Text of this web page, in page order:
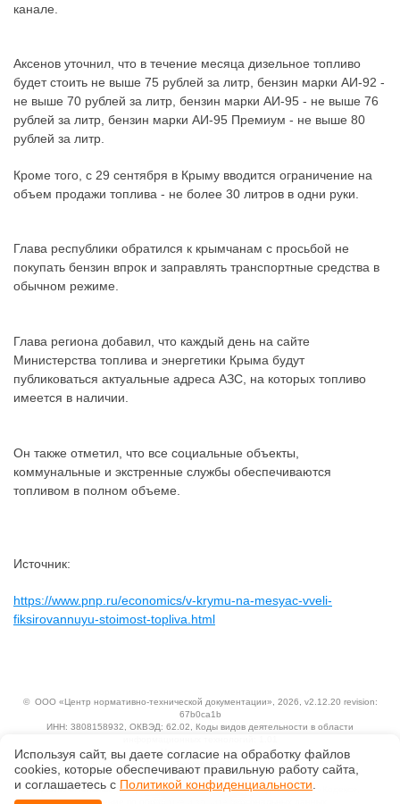
канале.
Аксенов уточнил, что в течение месяца дизельное топливо
будет стоить не выше 75 рублей за литр, бензин марки АИ-92 -
не выше 70 рублей за литр, бензин марки АИ-95 - не выше 76
рублей за литр, бензин марки АИ-95 Премиум - не выше 80
рублей за литр.
Кроме того, с 29 сентября в Крыму вводится ограничение на
объем продажи топлива - не более 30 литров в одни руки.
Глава республики обратился к крымчанам с просьбой не
покупать бензин впрок и заправлять транспортные средства в
обычном режиме.
Глава региона добавил, что каждый день на сайте
Министерства топлива и энергетики Крыма будут
публиковаться актуальные адреса АЗС, на которых топливо
имеется в наличии.
Он также отметил, что все социальные объекты,
коммунальные и экстренные службы обеспечиваются
топливом в полном объеме.
Источник:
https://www.pnp.ru/economics/v-krymu-na-mesyac-vveli-
fiksirovannuyu-stoimost-topliva.html
© ООО «Центр нормативно-технической документации» , 2026, v2.12.20 revision:
67b0ca1b
ИНН: 3808158932, ОКВЭД: 62.02, Коды видов деятельности в области
Ценовая политика
Исключительные авторские и смежные права принадлежат АО «Кодекс».
Положение по обработке и защите персональных данных
Используя сайт, вы даете согласие на обработку файлов
сооkiеs, которые обеспечивают правильную работу сайта,
и соглашаетесь с Политикой конфиденциальности